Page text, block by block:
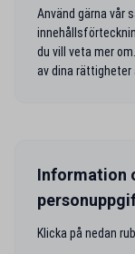
Använd gärna vår
du vill veta mer
av dina rättigheter
Information
Klicka på nedan